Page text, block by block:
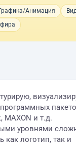
Анимация
MAXON и т.д.
уровнями
как логотип, так и